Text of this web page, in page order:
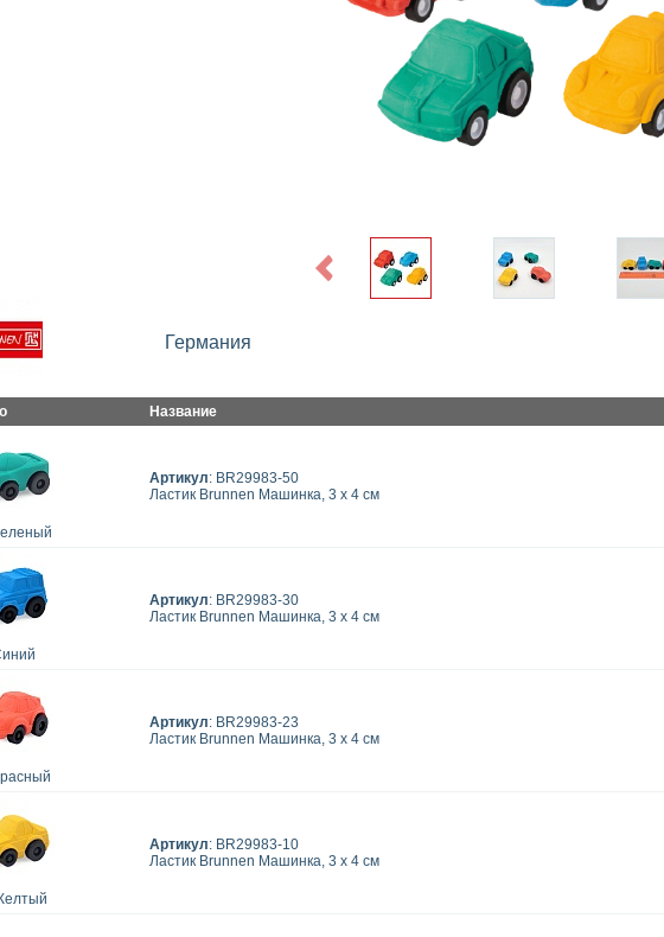
Previous
Германия
Название
Артикул: BR29983-50
Ластик Brunnen Машинка, 3 х 4 см
Артикул: BR29983-30
Ластик Brunnen Машинка, 3 х 4 см
Артикул: BR29983-23
Ластик Brunnen Машинка, 3 х 4 см
Артикул: BR29983-10
Ластик Brunnen Машинка, 3 х 4 см